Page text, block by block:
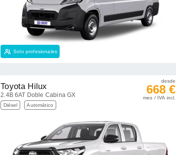
Solo profesionales
Toyota Hilux
2.4B 6AT Doble Cabina GX
Diésel Automático
desde
668 €
mes / IVA incl.